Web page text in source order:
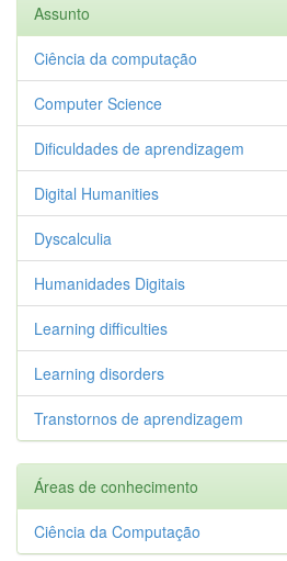
Assunto
Ciência da computação
Computer Science
Dificuldades de aprendizagem
Digital Humanities
Dyscalculia
Humanidades Digitais
Learning difficulties
Learning disorders
Transtornos de aprendizagem
Áreas de conhecimento
Ciência da Computação